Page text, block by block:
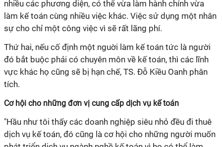
nhiều các phương diện, có thể vừa làm hành chính vừa
làm kế toán cùng nhiều việc khác. Việc sử dụng một nhân
sự cho chỉ một công việc vì sẽ rất lãng phí.
Thứ hai, nếu cố định một nguời làm kế toán tức là người
đó bắt buộc phải có chuyên môn về kế toán, thì các lĩnh
vực khác họ cũng sẽ bị hạn chế, TS. Đỗ Kiều Oanh phân
tích.
Cơ hội cho những đơn vị cung cấp dịch vụ kế toán
"Hầu như tôi thấy các doanh nghiệp siêu nhỏ đều đi thuê
dịch vụ kế toán, đó cũng là cơ hội cho những người muốn